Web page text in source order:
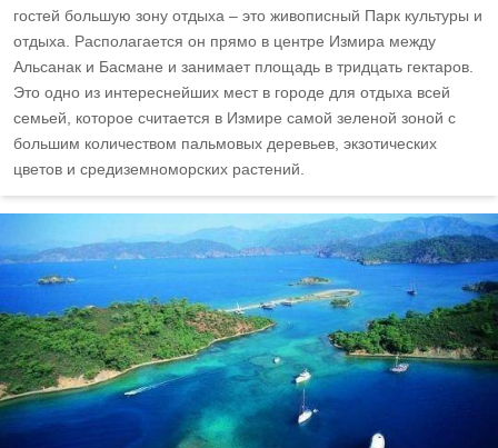
гостей большую зону отдыха – это живописный Парк культуры и
отдыха. Располагается он прямо в центре Измира между
Альсанак и Басмане и занимает площадь в тридцать гектаров.
Это одно из интереснейших мест в городе для отдыха всей
семьей, которое считается в Измире самой зеленой зоной с
большим количеством пальмовых деревьев, экзотических
цветов и средиземноморских растений.